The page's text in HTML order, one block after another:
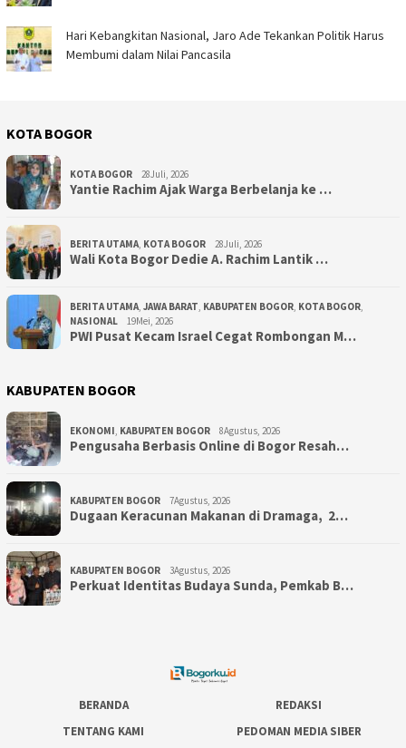
Hari Kebangkitan Nasional, Jaro Ade Tekankan Politik Harus
Membumi dalam Nilai Pancasila
KOTA BOGOR
KOTA BOGOR 28Juli, 2026
‎Yantie Rachim Ajak Warga Berbelanja ke …
BERITA UTAMA, KOTA BOGOR 28Juli, 2026
‎Wali Kota Bogor Dedie A. Rachim Lantik …
BERITA UTAMA, JAWA BARAT, KABUPATEN BOGOR, KOTA BOGOR,
NASIONAL
19Mei, 2026
PWI Pusat Kecam Israel Cegat Rombongan M…
KABUPATEN BOGOR
EKONOMI, KABUPATEN BOGOR 8Agustus, 2026
Pengusaha Berbasis Online di Bogor Resah…
KABUPATEN BOGOR 7Agustus, 2026
‎Dugaan Keracunan Makanan di Dramaga, 2…
KABUPATEN BOGOR 3Agustus, 2026
Perkuat Identitas Budaya Sunda, Pemkab B…
BERANDA
REDAKSI
TENTANG KAMI
PEDOMAN MEDIA SIBER